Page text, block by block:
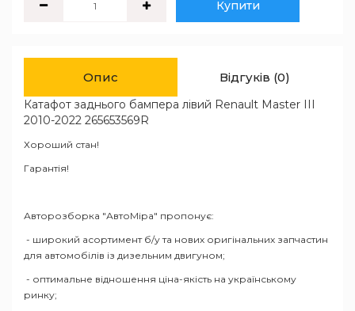
Купити
Опис Відгуків (0)
Катафот заднього бампера лівий Renault Master III
2010-2022 265653569R
Хороший стан!
Гарантія!
Авторозборка "АвтоМіра" пропонує:
- широкий асортимент б/у та нових оригінальних запчастин
для автомобілів із дизельним двигуном;
- оптимальне відношення ціна-якість на українському
ринку;